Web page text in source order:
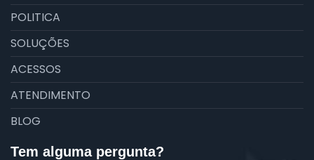
POLITICA
SOLUÇÕES
ACESSOS
ATENDIMENTO
BLOG
Tem alguma pergunta?